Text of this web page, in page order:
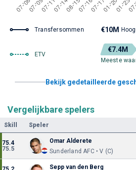
Transfersommen €10M
ETV
€7.4M
Meeste
Bekijk gedetailleerde
Vergelijkbare spelers
Skill Speler
75.4
75.5
Omar Alderete
Sunderland AFC • V (C)
Sepp van den Berg